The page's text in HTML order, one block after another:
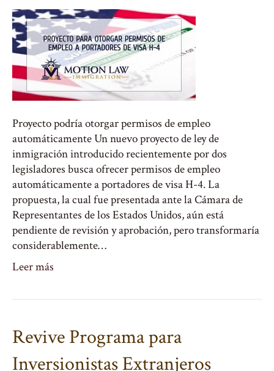
Proyecto podría otorgar permisos de empleo
automáticamente Un nuevo proyecto de ley de
inmigración introducido recientemente por dos
legisladores busca ofrecer permisos de empleo
automáticamente a portadores de visa H-4. La
propuesta, la cual fue presentada ante la Cámara de
Representantes de los Estados Unidos, aún está
pendiente de revisión y aprobación, pero transformaría
considerablemente…
Leer más
Revive Programa para
Inversionistas Extranjeros